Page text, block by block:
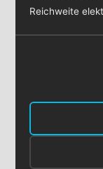
Reichweite